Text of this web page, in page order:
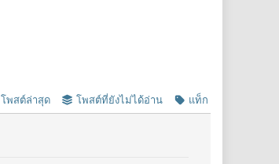
โพสต์ล่าสุด โพสต์ที่ยังไม่ได้อ่าน แท็ก